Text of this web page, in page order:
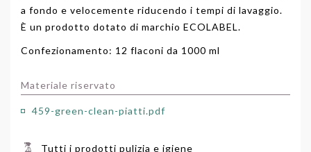
a fondo e velocemente riducendo i tempi di lavaggio.
È un prodotto dotato di marchio ECOLABEL.
Confezionamento: 12 flaconi da 1000 ml
Materiale riservato
459-green-clean-piatti.pdf
Tutti i prodotti pulizia e igiene